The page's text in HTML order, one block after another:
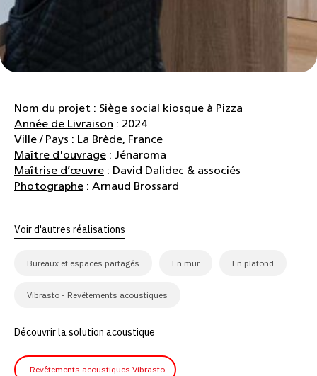
Nom du projet : Siège social kiosque à Pizza
Année de Livraison : 2024
Ville / Pays : La Brède, France
Maître d'ouvrage : Jénaroma
Maîtrise d’œuvre : David Dalidec & associés
Photographe : Arnaud Brossard
Voir d'autres réalisations
Bureaux et espaces partagés En mur En plafond
Vibrasto - Revêtements acoustiques
Découvrir la solution acoustique
Revêtements acoustiques Vibrasto